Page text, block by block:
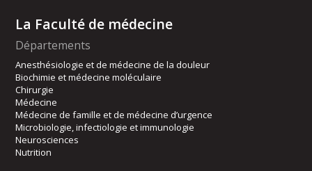
La Faculté de médecine
Départements
Anesthésiologie et de médecine de la douleur
Biochimie et médecine moléculaire
Chirurgie
Médecine
Médecine de famille et de médecine d’urgence
Microbiologie, infectiologie et immunologie
Neurosciences
Nutrition